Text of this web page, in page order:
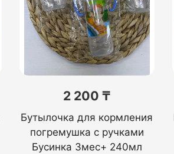
2 200 ₸
Бутылочка для кормления
погремушка с ручками
Бусинка 3мес+ 240мл